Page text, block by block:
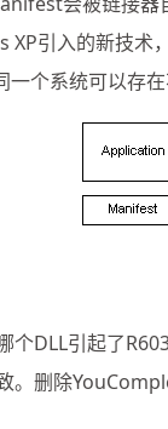
XP引入的新技
个系统可以存
个DLL引起了
删除